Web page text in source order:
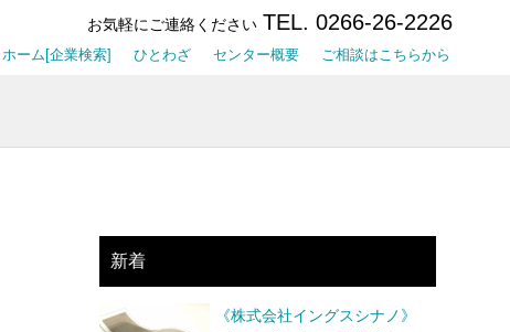
お気軽にご連絡ください TEL. 0266-26-2226
ホーム[企業検索] ひとわざ センター概要 ご相談はこちらから
新着
《株式会社イングスシナノ》